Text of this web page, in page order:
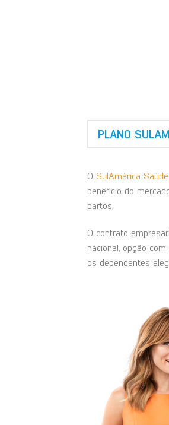
PLANO
O SulAmérica Saúde
benefício do
partos;
O contrato
nacional, opção
os dependentes